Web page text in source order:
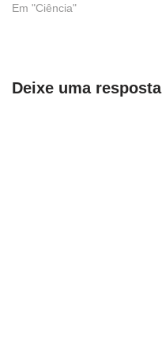
Em "Ciência"
Deixe uma resposta